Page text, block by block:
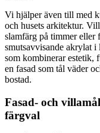
Vi hjälper även till med
och husets arkitektur.
slamfärg på timmer eller
smutsavvisande akrylat
som kombinerar estetik,
en fasad som tål väder
bostad.
Fasad- och
färgval